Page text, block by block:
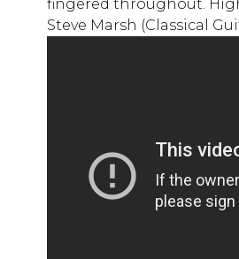
fingered throughout.
Steve Marsh (Classical